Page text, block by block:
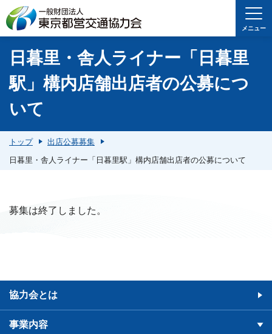
メニュー
日暮里・舎人ライナー「日暮里
駅」構内店舗出店者の公募につ
いて
トップ
出店公募募集
日暮里・舎人ライナー「日暮里駅」構内店舗出店者の公募について
募集は終了しました。
協力会とは
事業内容